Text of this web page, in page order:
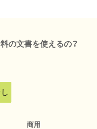
の文書を使えるの？
商用